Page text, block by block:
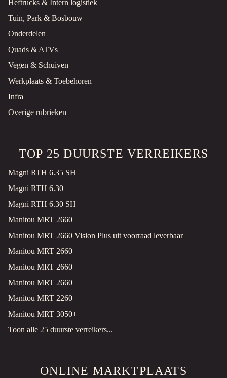
Heftrucks & Intern logistiek
Tuin, Park & Bosbouw
Onderdelen
Quads & ATVs
Vegen & Schuiven
Werkplaats & Toebehoren
Infra
Overige rubrieken
TOP 25 DUURSTE VERREIKERS
Magni RTH 6.35 SH
Magni RTH 6.30
Magni RTH 6.30 SH
Manitou MRT 2660
Manitou MRT 2660 Vision Plus uit voorraad leverbaar
Manitou MRT 2660
Manitou MRT 2660
Manitou MRT 2660
Manitou MRT 2260
Manitou MRT 3050+
Toon alle 25 duurste verreikers...
ONLINE MARKTPLAATS